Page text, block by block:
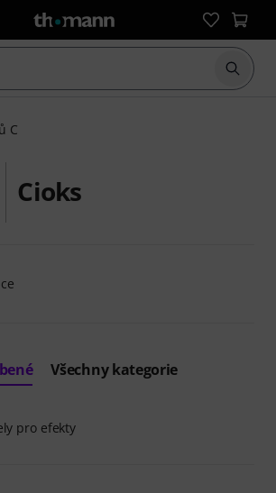
Začít
C
Cioks
Všechny kategorie
pro efekty